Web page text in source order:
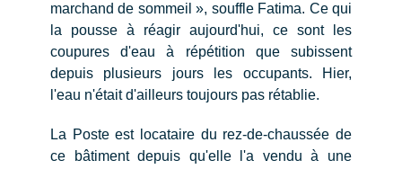
marchand de sommeil », souffle Fatima. Ce qui
la pousse à réagir aujourd'hui, ce sont les
coupures d'eau à répétition que subissent
depuis plusieurs jours les occupants. Hier,
l'eau n'était d'ailleurs toujours pas rétablie.
La Poste est locataire du rez-de-chaussée de
ce bâtiment depuis qu'elle l'a vendu à une